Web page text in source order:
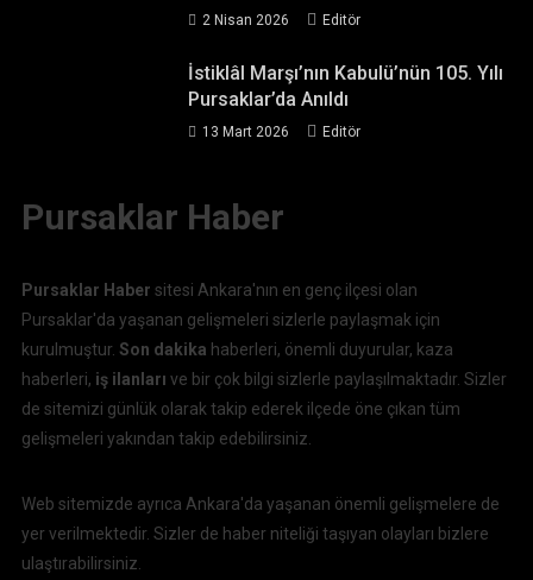
2 Nisan 2026 Editör
İstiklâl Marşı’nın Kabulü’nün 105. Yılı
Pursaklar’da Anıldı
13 Mart 2026 Editör
Pursaklar Haber
Pursaklar Haber sitesi Ankara'nın en genç ilçesi olan
Pursaklar'da yaşanan gelişmeleri sizlerle paylaşmak için
kurulmuştur. Son dakika haberleri, önemli duyurular, kaza
haberleri, iş ilanlarıve bir çok bilgi sizlerle paylaşılmaktadır. Sizler
de sitemizi günlük olarak takip ederek ilçede öne çıkan tüm
gelişmeleri yakından takip edebilirsiniz.
Web sitemizde ayrıca Ankara'da yaşanan önemli gelişmelere de
yer verilmektedir. Sizler de haber niteliği taşıyan olayları bizlere
ulaştırabilirsiniz.